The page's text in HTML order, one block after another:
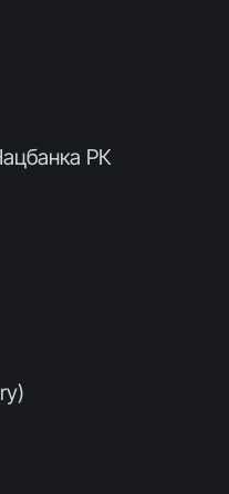
РК